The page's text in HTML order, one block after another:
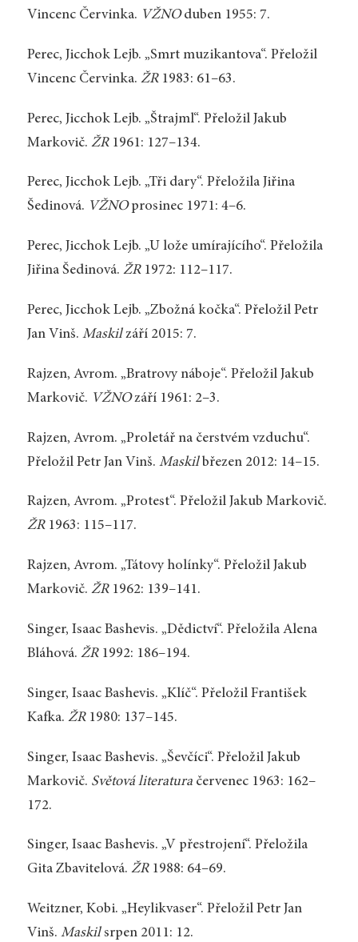
Vincenc Červinka. VŽNOduben 1955: 7.
Perec, Jicchok Lejb. „Smrt muzikantova“. Přeložil
Vincenc Červinka. ŽR 1983: 61–63.
Perec, Jicchok Lejb. „Štrajml“. Přeložil Jakub
Markovič. ŽR 1961: 127–134.
Perec, Jicchok Lejb. „Tři dary“. Přeložila Jiřina
Šedinová. VŽNOprosinec 1971: 4–6.
Perec, Jicchok Lejb. „U lože umírajícího“. Přeložila
Jiřina Šedinová. ŽR 1972: 112–117.
Perec, Jicchok Lejb. „Zbožná kočka“. Přeložil Petr
Jan Vinš. Maskilzáří 2015: 7.
Rajzen, Avrom. „Bratrovy náboje“. Přeložil Jakub
Markovič. VŽNOzáří 1961: 2–3.
Rajzen, Avrom. „Proletář na čerstvém vzduchu“.
Přeložil Petr Jan Vinš. Maskil březen 2012: 14–15.
Rajzen, Avrom. „Protest“. Přeložil Jakub Markovič.
ŽR 1963: 115–117.
Rajzen, Avrom. „Tátovy holínky“. Přeložil Jakub
Markovič. ŽR 1962: 139–141.
Singer, Isaac Bashevis. „Dědictví“. Přeložila Alena
Bláhová. ŽR 1992: 186–194.
Singer, Isaac Bashevis. „Klíč“. Přeložil František
Kafka. ŽR 1980: 137–145.
Singer, Isaac Bashevis. „Ševčíci“. Přeložil Jakub
Markovič. Světová literaturačervenec 1963: 162–
172.
Singer, Isaac Bashevis. „V přestrojení“. Přeložila
Gita Zbavitelová. ŽR 1988: 64–69.
Weitzner, Kobi. „Heylikvaser“. Přeložil Petr Jan
Vinš. Maskilsrpen 2011: 12.